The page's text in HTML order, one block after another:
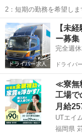
2：短期の勤務を希望しま
ん。 Q…
東京 杉並区 清掃
【未
ー募集
完全週
ドライバ
≪寮無
工場で
月給
UTエイ
福岡県